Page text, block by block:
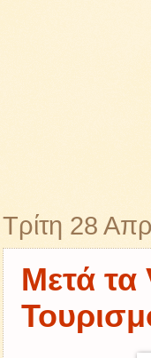
Τρίτη 28
Μετά τα